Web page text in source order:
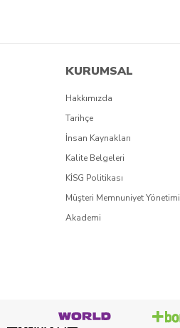
KURUMSAL
Hakkımızda
Tarihçe
İnsan Kaynakları
Kalite Belgeleri
KİSG Politikası
Müşteri Memnuniyet Yönetimi
Akademi